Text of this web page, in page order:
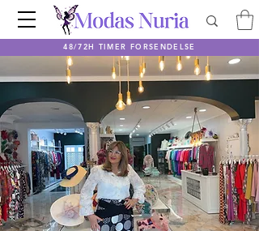
48/72H TIMER FORSENDELSE